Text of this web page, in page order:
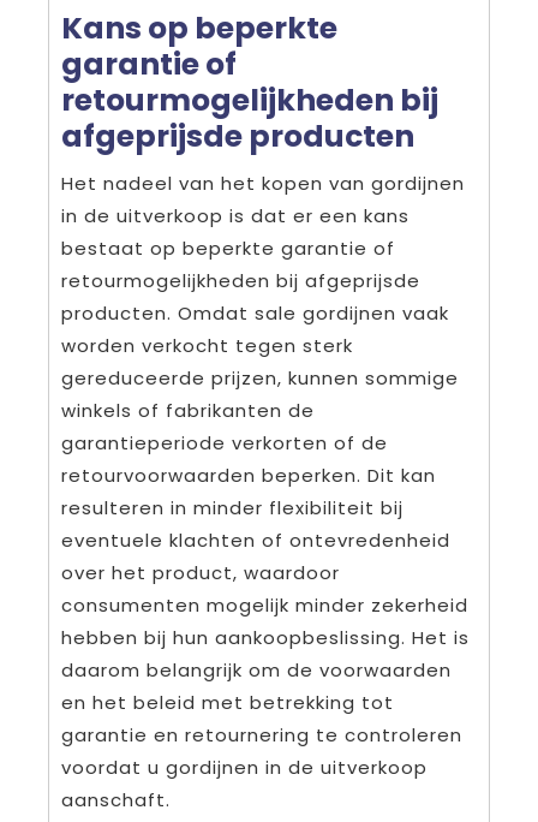
Kans op beperkte
garantie of
retourmogelijkheden bij
afgeprijsde producten
Het nadeel van het kopen van gordijnen
in de uitverkoop is dat er een kans
bestaat op beperkte garantie of
retourmogelijkheden bij afgeprijsde
producten. Omdat sale gordijnen vaak
worden verkocht tegen sterk
gereduceerde prijzen, kunnen sommige
winkels of fabrikanten de
garantieperiode verkorten of de
retourvoorwaarden beperken. Dit kan
resulteren in minder flexibiliteit bij
eventuele klachten of ontevredenheid
over het product, waardoor
consumenten mogelijk minder zekerheid
hebben bij hun aankoopbeslissing. Het is
daarom belangrijk om de voorwaarden
en het beleid met betrekking tot
garantie en retournering te controleren
voordat u gordijnen in de uitverkoop
aanschaft.